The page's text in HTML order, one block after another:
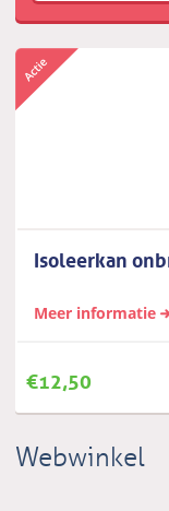
Isoleerkan
Meer informatie
€12,50
Webwinkel